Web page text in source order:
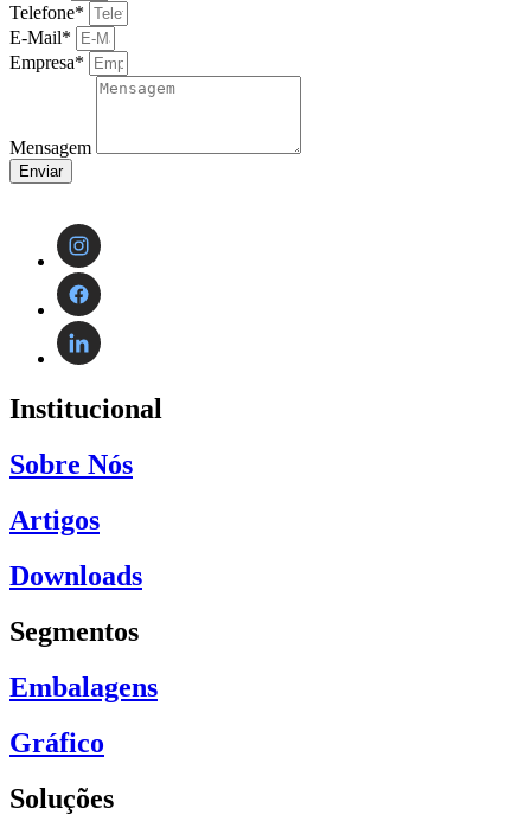
Telefone*
E-Mail*
Empresa*
Mensagem
Enviar
Institucional
Sobre Nós
Artigos
Downloads
Segmentos
Embalagens
Gráfico
Soluções